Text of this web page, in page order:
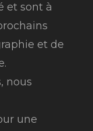
et sont à
et de
nous
une